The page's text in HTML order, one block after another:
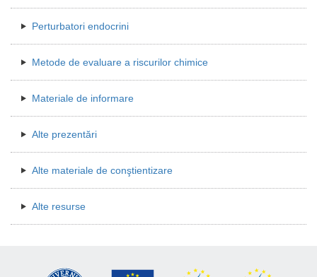
Perturbatori endocrini
Metode de evaluare a riscurilor chimice
Materiale de informare
Alte prezentări
Alte materiale de conştientizare
Alte resurse